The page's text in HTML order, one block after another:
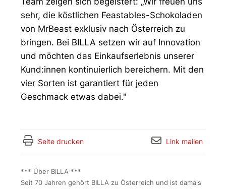
sehr, die köstlichen Feastables-Schokoladen
von MrBeast exklusiv nach Österreich zu
bringen. Bei BILLA setzen wir auf Innovation
und möchten das Einkaufserlebnis unserer
Kund:innen kontinuierlich bereichern. Mit den
vier Sorten ist garantiert für jeden
Geschmack etwas dabei."
Seite drucken Link mailen
*** Über BILLA ***
Seit 70 Jahren gehört BILLA zu Österreich und ist damals